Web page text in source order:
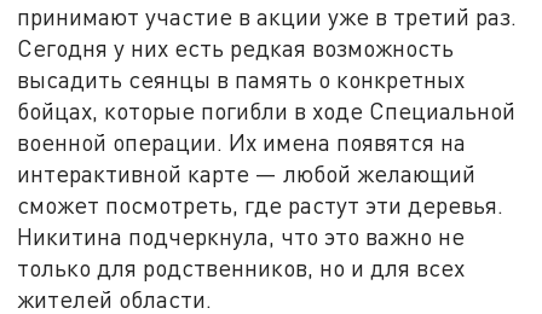
принимают участие в акции уже в третий раз.
Сегодня у них есть редкая возможность
высадить сеянцы в память о конкретных
бойцах, которые погибли в ходе Специальной
военной операции. Их имена появятся на
интерактивной карте — любой желающий
сможет посмотреть, где растут эти деревья.
Никитина подчеркнула, что это важно не
только для родственников, но и для всех
жителей области.